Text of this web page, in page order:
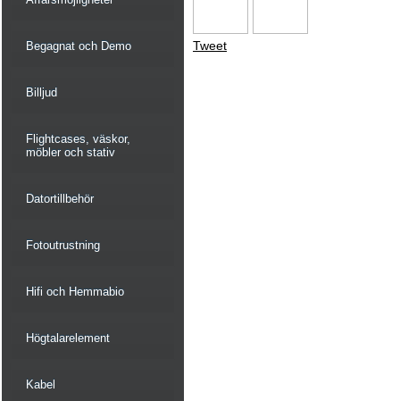
Begagnat och Demo
Billjud
Flightcases, väskor,
möbler och stativ
Datortillbehör
Fotoutrustning
Hifi och Hemmabio
Högtalarelement
Kabel
Tweet